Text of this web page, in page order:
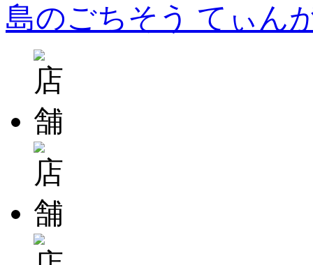
島のごちそう てぃん